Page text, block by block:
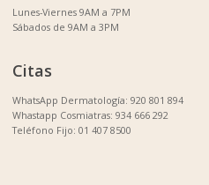
Lunes-Viernes 9AM a 7PM
Sábados de 9AM a 3PM
Citas
WhatsApp Dermatología: 920 801 894
Whastapp Cosmiatras: 934 666 292
Teléfono Fijo: 01 407 8500